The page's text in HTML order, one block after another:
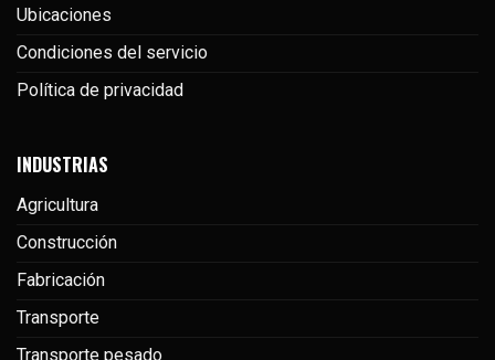
Ubicaciones
Condiciones del servicio
Política de privacidad
INDUSTRIAS
Agricultura
Construcción
Fabricación
Transporte
Transporte pesado